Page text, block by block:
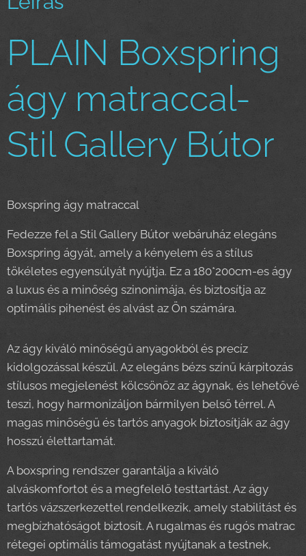
PLAIN Boxspring
ágy matraccal-
Stil Gallery Bútor
Boxspring ágy matraccal
Fedezze fel a Stil Gallery Bútor webáruház elegáns
Boxspring ágyát, amely a kényelem és a stílus
tökéletes egyensúlyát nyújtja. Ez a 180*200cm-es ágy
a luxus és a minőség szinonimája, és biztosítja az
optimális pihenést és alvást az Ön számára.
Az ágy kiváló minőségű anyagokból és precíz
kidolgozással készül. Az elegáns bézs színű kárpitozás
stílusos megjelenést kölcsönöz az ágynak, és lehetővé
teszi, hogy harmonizáljon bármilyen belső térrel. A
magas minőségű és tartós anyagok biztosítják az ágy
hosszú élettartamát.
A boxspring rendszer garantálja a kiváló
alváskomfortot és a megfelelő testtartást. Az ágy
tartós vázszerkezettel rendelkezik, amely stabilitást és
megbízhatóságot biztosít. A rugalmas és rugós matrac
rétegei optimális támogatást nyújtanak a testnek,